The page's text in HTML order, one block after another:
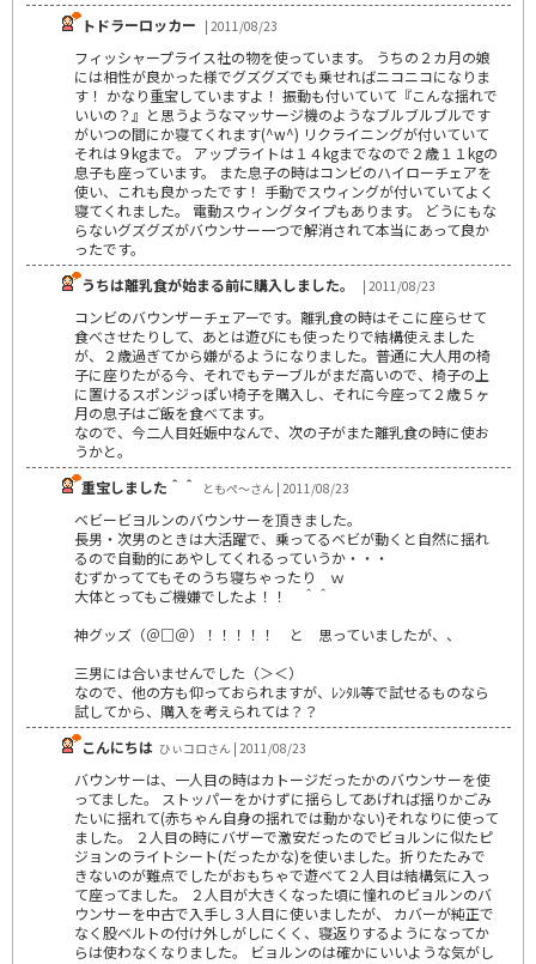
トドラーロッカー | 2011/08/23
フィッシャープライス社の物を使っています。 うちの２カ月の娘
には相性が良かった様でグズグズでも乗せればニコニコになりま
す！ かなり重宝していますよ！ 振動も付いていて『こんな揺れで
いいの？』と思うようなマッサージ機のようなブルブルブルです
がいつの間にか寝てくれます(^w^) リクライニングが付いていて
それは９kgまで。 アップライトは１４kgまでなので２歳１１kgの
息子も座っています。 また息子の時はコンビのハイローチェアを
使い、これも良かったです！ 手動でスウィングが付いていてよく
寝てくれました。 電動スウィングタイプもあります。 どうにもな
らないグズグズがバウンサー一つで解消されて本当にあって良か
ったです。
うちは離乳食が始まる前に購入しました。
| 2011/08/23
コンビのバウンザーチェアーです。離乳食の時はそこに座らせて
食べさせたりして、あとは遊びにも使ったりで結構使えました
が、２歳過ぎてから嫌がるようになりました。普通に大人用の椅
子に座りたがる今、それでもテーブルがまだ高いので、椅子の上
に置けるスポンジっぽい椅子を購入し、それに今座って２歳５ヶ
月の息子はご飯を食べてます。
なので、今二人目妊娠中なんで、次の子がまた離乳食の時に使お
うかと。
重宝しました＾＾
ともぺ～さん | 2011/08/23
ベビービヨルンのバウンサーを頂きました。
長男・次男のときは大活躍で、乗ってるベビが動くと自然に揺れ
るので自動的にあやしてくれるっていうか・・・
むずかっててもそのうち寝ちゃったり ｗ
大体とってもご機嫌でしたよ！！ ＾＾
神グッズ（＠□＠）！！！！！ と 思っていましたが、、
三男には合いませんでした（＞＜）
なので、他の方も仰っておられますが、ﾚﾝﾀﾙ等で試せるものなら
試してから、購入を考えられては？？
こんにちは ひぃコロさん | 2011/08/23
バウンサーは、一人目の時はカトージだったかのバウンサーを使
ってました。 ストッパーをかけずに揺らしてあげれば揺りかごみ
たいに揺れて(赤ちゃん自身の揺れでは動かない)それなりに使って
ました。 ２人目の時にバザーで激安だったのでビョルンに似たピ
ジョンのライトシート(だったかな)を使いました。折りたたみで
きないのが難点でしたがおもちゃで遊べて２人目は結構気に入っ
て座ってました。 ２人目が大きくなった頃に憧れのビョルンのバ
ウンサーを中古で入手し３人目に使いましたが、 カバーが純正で
なく股ベルトの付け外しがしにくく、寝返りするようになってか
らは使わなくなりました。 ビョルンのは確かにいいような気がし